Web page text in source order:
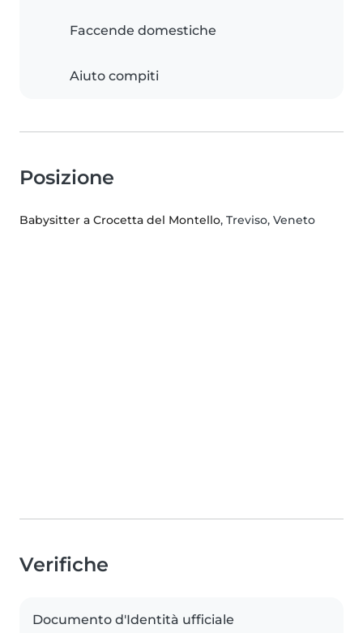
Faccende domestiche
Aiuto compiti
Posizione
Babysitter a Crocetta del Montello, Treviso, Veneto
Verifiche
Documento d'Identità ufficiale